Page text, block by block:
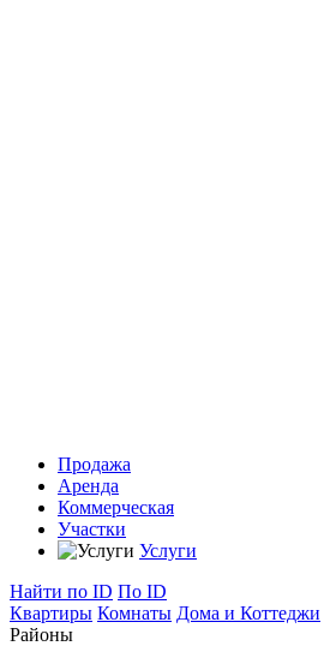
Продажа
Аренда
Коммерческая
Участки
Услуги
Найти по ID По ID
Квартиры Комнаты Дома и Коттеджи
Районы